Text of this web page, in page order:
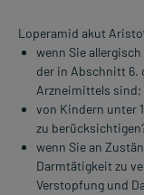
Loperamid akut
wenn Sie
der in Abschnitt 6.
Arzneimittels sind;
von Kindern unter
zu
wenn Sie an
Darmtätigkeit zu
Verstopfung und